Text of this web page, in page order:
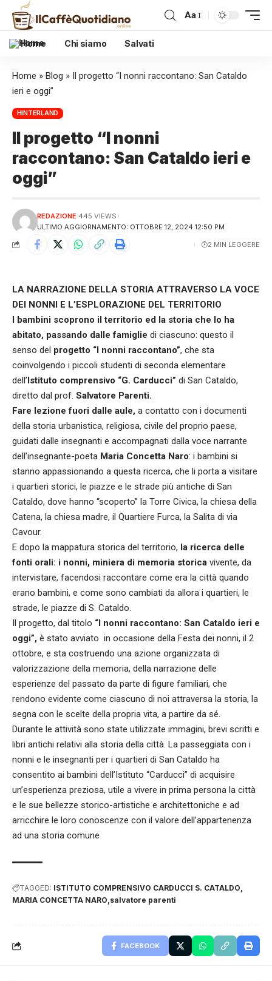
Aa
Home Chi siamo Salvati
Home » Blog » Il progetto “I nonni raccontano: San Cataldo
ieri e oggi”
HINTERLAND
Il progetto “I nonni
raccontano: San Cataldo ieri e
oggi”
ULTIMO AGGIORNAMENTO: OTTOBRE 12, 2024 12:50 PM
REDAZIONE 445 VIEWS
2 MIN LEGGERE
LA NARRAZIONE DELLA STORIA ATTRAVERSO LA VOCE
DEI NONNI E L’ESPLORAZIONE DEL TERRITORIO
I bambini scoprono il territorio ed la storia che lo ha
abitato, passando dalle famiglie di ciascuno: questo il
senso del progetto “I nonni raccontano”, che sta
coinvolgendo i piccoli studenti di seconda elementare
dell’Istituto comprensivo “G. Carducci” di San Cataldo,
diretto dal prof. Salvatore Parenti.
Fare lezione fuori dalle aule, a contatto con i documenti
della storia urbanistica, religiosa, civile del proprio paese,
guidati dalle insegnanti e accompagnati dalla voce narrante
dell’insegnante-poeta Maria Concetta Naro: i bambini si
stanno appassionando a questa ricerca, che li porta a visitare
i quartieri storici, le piazze e le strade più antiche di San
Cataldo, dove hanno “scoperto” la Torre Civica, la chiesa della
Catena, la chiesa madre, il Quartiere Furca, la Salita di via
Cavour.
E dopo la mappatura storica del territorio, la ricerca delle
fonti orali: i nonni, miniera di memoria storica vivente, da
intervistare, facendosi raccontare come era la città quando
erano bambini, e come sono cambiati da allora i quartieri, le
strade, le piazze di S. Cataldo.
Il progetto, dal titolo “I nonni raccontano: San Cataldo ieri e
oggi”, è stato avviato in occasione della Festa dei nonni, il 2
ottobre, e sta costruendo una azione organizzata di
valorizzazione della memoria, della narrazione delle
esperienze del passato da parte di figure familiari, che
rendono evidente come ciascuno di noi attraversa la storia, la
segna con le scelte della propria vita, a partire da sé.
Durante le attività sono state utilizzate immagini, brevi scritti e
libri antichi relativi alla storia della città. La passeggiata con i
nonni e le insegnanti per i quartieri di San Cataldo ha
consentito ai bambini dell’Istituto “Carducci” di acquisire
un’esperienza preziosa, utile a vivere in prima persona la città
e le sue bellezze storico-artistiche e architettoniche e ad
arricchire le loro conoscenze con il valore dell’appartenenza
ad una storia comune
TAGGED: ISTITUTO COMPRENSIVO CARDUCCI S. CATALDO
MARIA CONCETTA NARO salvatore parenti
FACEBOOK